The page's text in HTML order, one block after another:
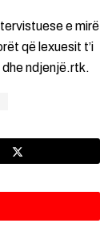
e mirë
që lexuesit t’i
dhe ndjenjë.rtk.